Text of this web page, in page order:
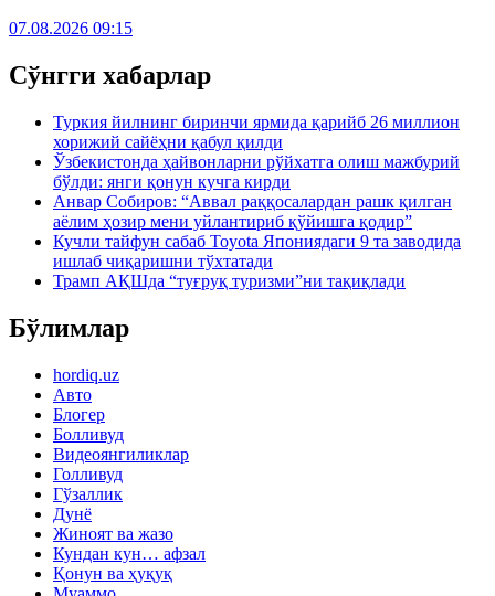
07.08.2026 09:15
Сўнгги хабарлар
Туркия йилнинг биринчи ярмида қарийб 26 миллион
хорижий сайёҳни қабул қилди
Ўзбекистонда ҳайвонларни рўйхатга олиш мажбурий
бўлди: янги қонун кучга кирди
Анвар Собиров: “Аввал раққосалардан рашк қилган
аёлим ҳозир мени уйлантириб қўйишга қодир”
Кучли тайфун сабаб Toyota Япониядаги 9 та заводида
ишлаб чиқаришни тўхтатади
Трамп АҚШда “туғруқ туризми”ни тақиқлади
Бўлимлар
hordiq.uz
Авто
Блогер
Болливуд
Видеоянгиликлар
Голливуд
Гўзаллик
Дунё
Жиноят ва жазо
Кундан кун… афзал
Қонун ва ҳуқуқ